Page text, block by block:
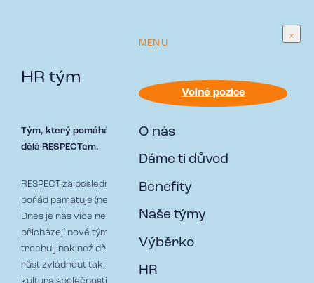
MENU
Volné pozice
O nás
Dáme ti důvod
Benefity
Naše týmy
Výběrko
HR
HR tým
Tým, který pomáhá firmě růst – a přitom si zachovat to, co ji
dělá RESPECTem.
RESPECT za poslední roky výrazně vyrostl. Řada z nás si
pořád pamatuje (nedávnou) dobu, kdy nás nebylo ani sto.
Dnes je nás více než tři sta a firma se dál rozvíjí. S tím
přicházejí nové týmy, projekty i potřeba nastavovat věci
trochu jinak než dřív. Úkolem HR je pomáhat firmě tenhle
růst zvládnout tak, aby se neztratilo to nejdůležitější –